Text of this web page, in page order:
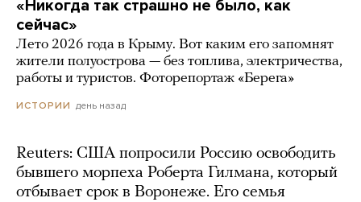
«Никогда так страшно не было, как
сейчас»
Лето 2026 года в Крыму. Вот каким его запомнят
жители полуострова — без топлива, электричества,
работы и туристов. Фоторепортаж «Берега»
ИСТОРИИ день назад
Reuters: США попросили Россию освободить
бывшего морпеха Роберта Гилмана, который
отбывает срок в Воронеже. Его семья